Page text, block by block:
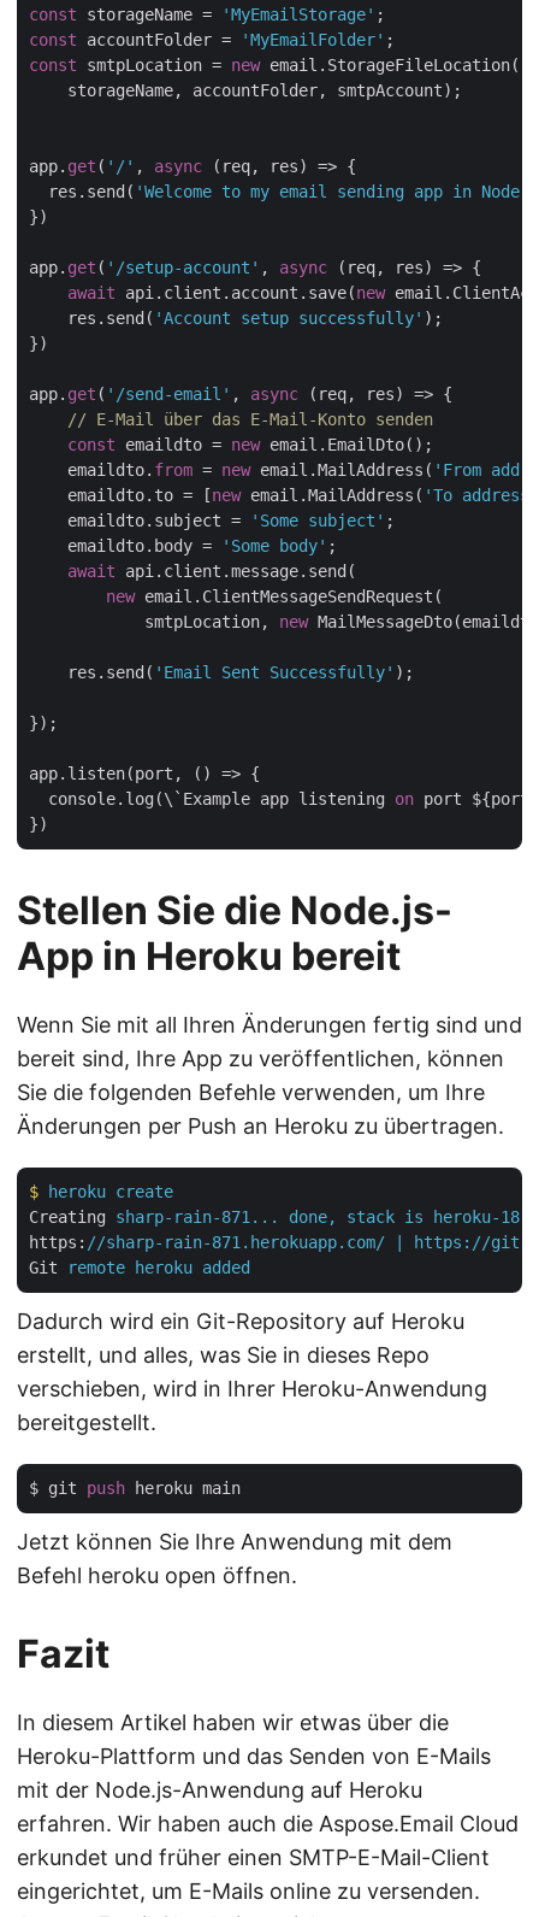
const storageName = 'MyEmailStorage'
const accountFolder = 'MyEmailFolder'
const smtpLocation = new email.StorageFileLocation(
    storageName, accountFolder, smtpAccount);
app. get ( '/' , async (req, res) => {
  res.send(
'Welcome to my email sending app in
})
app. get ( '/setup-account' , async (req, res) => {
await api.client.account.save(new
    res.send(
'Account setup successfully' );
})
app. get ( '/send-email' , async (req, res) => {
// E-Mail über das E-Mail-Konto senden
const emaildto = new email.EmailDto();
    emaildto.
from = new email.MailAddress( 'From
    emaildto.to = [
new email.MailAddress( 'To address'
    emaildto.subject =
'Some subject' ;
    emaildto.body =
'Some body' ;
await api.client.message.send(
new email.ClientMessageSendRequest(
            smtpLocation,
new
    res.send(
'Email Sent Successfully' );
});
app.listen(port, () => {
  console.log(\`Example app listening
on port
Stellen Sie die Node.js-
App in Heroku bereit
Wenn Sie mit all Ihren Änderungen fertig sind und
bereit sind, Ihre App zu veröffentlichen, können
Sie die folgenden Befehle verwenden, um Ihre
Änderungen per Push an Heroku zu übertragen.
$
heroku create
Creating
sharp-rain-871... done, stack is heroku-18
https : //sharp-rain-871.herokuapp.com/ | https://
Git
remote heroku added
Dadurch wird ein Git-Repository auf Heroku
erstellt, und alles, was Sie in dieses Repo
verschieben, wird in Ihrer Heroku-Anwendung
bereitgestellt.
$ git push
Jetzt können Sie Ihre Anwendung mit dem
Befehl heroku open öffnen.
Fazit
In diesem Artikel haben wir etwas über die
Heroku-Plattform und das Senden von E-Mails
mit der Node.js-Anwendung auf Heroku
erfahren. Wir haben auch die Aspose.Email Cloud
erkundet und früher einen SMTP-E-Mail-Client
eingerichtet, um E-Mails online zu versenden.